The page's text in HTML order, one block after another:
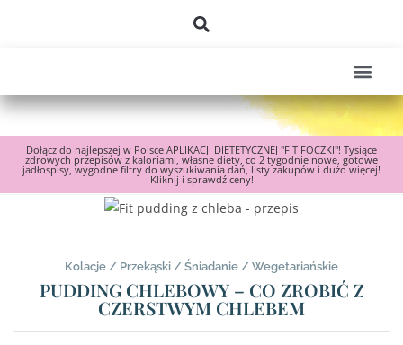
Dołącz do najlepszej w Polsce APLIKACJI DIETETYCZNEJ "FIT FOCZKI"! Tysiące
zdrowych przepisów z kaloriami, własne diety, co 2 tygodnie nowe, gotowe
jadłospisy, wygodne filtry do wyszukiwania dań, listy zakupów i dużo więcej!
Kliknij i sprawdź ceny!
Kolacje / Przekąski / Śniadanie / Wegetariańskie
PUDDING CHLEBOWY – CO ZROBIĆ Z
CZERSTWYM CHLEBEM